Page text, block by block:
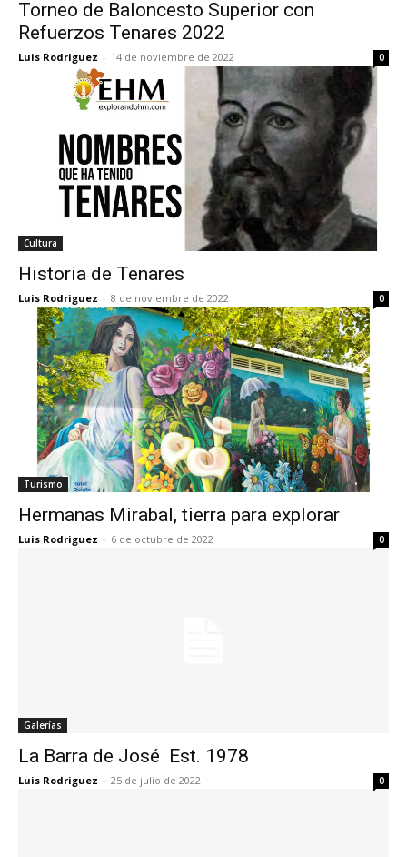
Torneo de Baloncesto Superior con
Refuerzos Tenares 2022
Luis Rodriguez - 14 de noviembre de 2022 0
Cultura
Historia de Tenares
Luis Rodriguez - 8 de noviembre de 2022 0
Turismo
Hermanas Mirabal, tierra para explorar
Luis Rodriguez - 6 de octubre de 2022 0
Galerías
La Barra de José Est. 1978
Luis Rodriguez - 25 de julio de 2022 0